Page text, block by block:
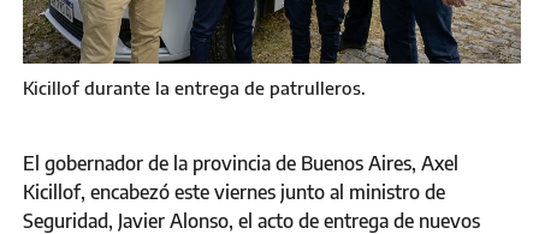
Kicillof durante la entrega de patrulleros.
El gobernador de la provincia de Buenos Aires, Axel
Kicillof, encabezó este viernes junto al ministro de
Seguridad, Javier Alonso, el acto de entrega de nuevos